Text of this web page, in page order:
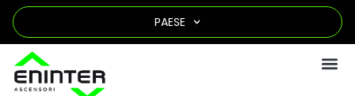
PAESE